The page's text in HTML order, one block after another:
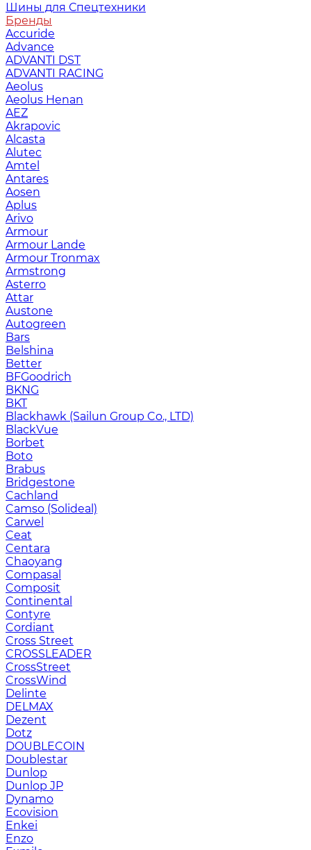
Шины для Спецтехники
Бренды
Accuride
Advance
ADVANTI DST
ADVANTI RACING
Aeolus
Aeolus Henan
AEZ
Akrapovic
Alcasta
Alutec
Amtel
Antares
Aosen
Aplus
Arivo
Armour
Armour Lande
Armour Tronmax
Armstrong
Asterro
Attar
Austone
Autogreen
Bars
Belshina
Better
BFGoodrich
BKNG
BKT
Blackhawk (Sailun Group Co., LTD)
BlackVue
Borbet
Boto
Brabus
Bridgestone
Cachland
Camso (Solideal)
Carwel
Ceat
Centara
Chaoyang
Compasal
Composit
Continental
Contyre
Cordiant
Cross Street
CROSSLEADER
CrossStreet
CrossWind
Delinte
DELMAX
Dezent
Dotz
DOUBLECOIN
Doublestar
Dunlop
Dunlop JP
Dynamo
Ecovision
Enkei
Enzo